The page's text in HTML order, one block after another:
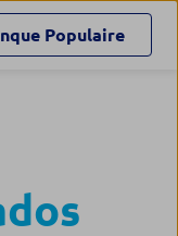
Populaire